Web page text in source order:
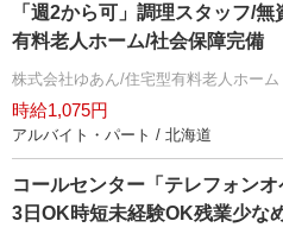
「週2から可」調理スタッフ/
有料老人ホーム/社会保障完備
株式会社ゆあん/住宅型有料老人ホー
時給1,075円
アルバイト・パート / 北海道
コールセンター「テレフォン
3日OK時短未経験OK残業少な